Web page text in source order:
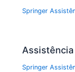
Springer
Springer